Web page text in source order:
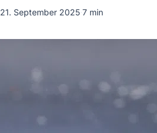
21. September 2025·7 min